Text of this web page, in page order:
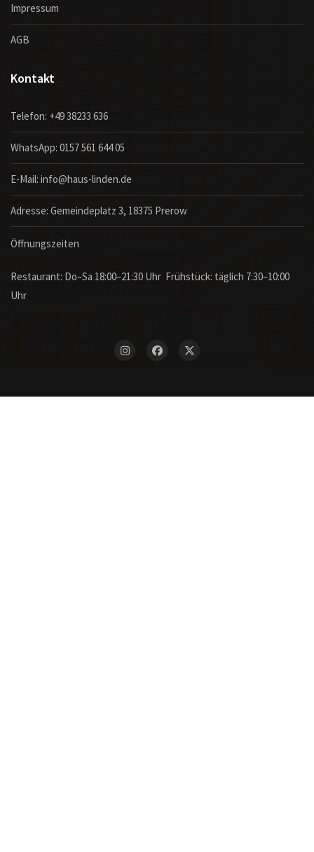
Impressum
AGB
Kontakt
Telefon: +49 38233 636
WhatsApp: 0157 561 644 05
E-Mail: info@haus-linden.de
Adresse: Gemeindeplatz 3, 18375 Prerow
Öffnungszeiten
Restaurant: Do–Sa 18:00–21:30 Uhr Frühstück: täglich 7:30–10:00
Uhr